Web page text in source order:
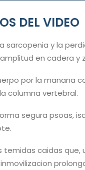
DEL VIDEO
sarcopenia y la
en cadera y
por la manana
columna vertebral.
segura psoas,
temidas caidas